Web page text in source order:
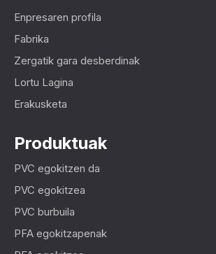
Enpresaren profila
Fabrika
Zergatik gara desberdinak
Lortu Lagina
Erakusketa
Produktuak
PVC egokitzen da
PVC egokitzea
PVC burbuila
PFA egokitzapenak